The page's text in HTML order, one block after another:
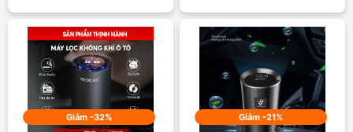
Giảm -32% Giảm -21%